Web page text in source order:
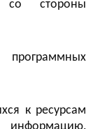
со стороны
к ресурсам